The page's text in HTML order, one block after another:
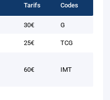
Tarifs Codes
30€ G
25€ TCG
60€ IMT